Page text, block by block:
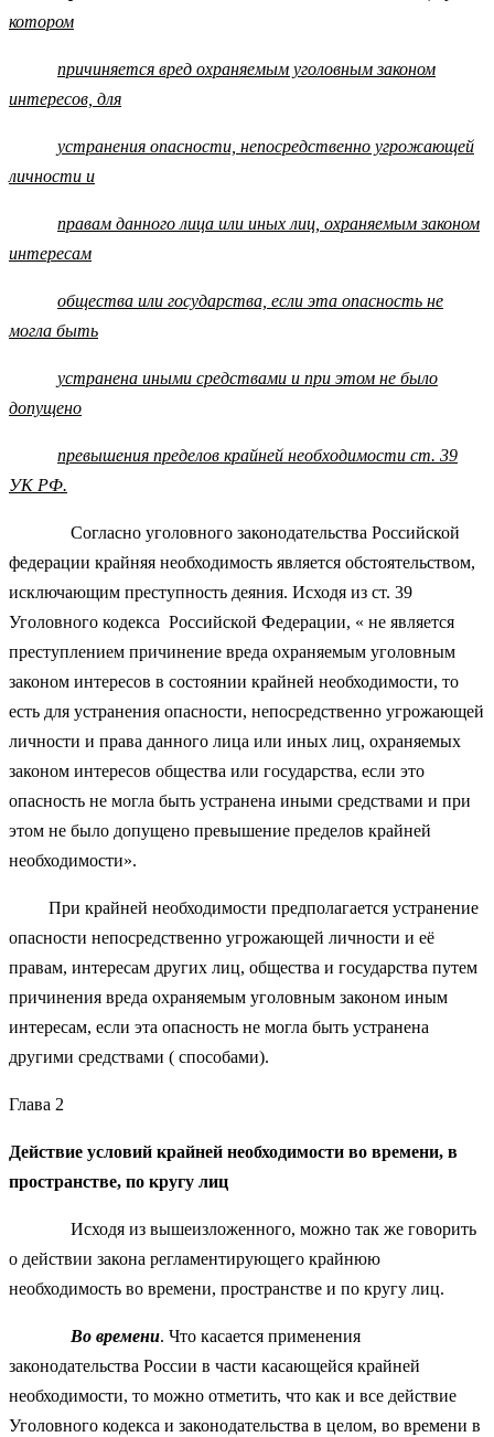
котором
причиняется вред охраняемым уголовным законом
интересов, для
устранения опасности, непосредственно угрожающей
личности и
правам данного лица или иных лиц, охраняемым законом
интересам
общества или государства, если эта опасность не
могла быть
устранена иными средствами и при этом не было
допущено
превышения пределов крайней необходимости ст. 39
УК РФ.
Согласно уголовного законодательства Российской
федерации крайняя необходимость является обстоятельством,
исключающим преступность деяния. Исходя из ст. 39
Уголовного кодекса Российской Федерации, « не является
преступлением причинение вреда охраняемым уголовным
законом интересов в состоянии крайней необходимости, то
есть для устранения опасности, непосредственно угрожающей
личности и права данного лица или иных лиц, охраняемых
законом интересов общества или государства, если это
опасность не могла быть устранена иными средствами и при
этом не было допущено превышение пределов крайней
необходимости».
При крайней необходимости предполагается устранение
опасности непосредственно угрожающей личности и её
правам, интересам других лиц, общества и государства путем
причинения вреда охраняемым уголовным законом иным
интересам, если эта опасность не могла быть устранена
другими средствами ( способами).
Глава 2
Действие условий крайней необходимости во времени, в
пространстве, по кругу лиц
Исходя из вышеизложенного, можно так же говорить
о действии закона регламентирующего крайнюю
необходимость во времени, пространстве и по кругу лиц.
Во времени. Что касается применения
законодательства России в части касающейся крайней
необходимости, то можно отметить, что как и все действие
Уголовного кодекса и законодательства в целом, во времени в